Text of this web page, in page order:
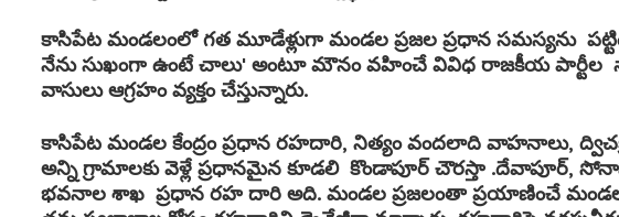
కాసిపేట మండలంలో గత మూడేళ్లుగా మండల ప్రజల ప్రధాన సమస్యను
నేను సుఖంగా ఉంటే చాలు' అంటూ మౌనం వహించే వివిధ రాజకీయ పార్టీల
వాసులు ఆగ్రహం వ్యక్తం చేస్తున్నారు.
కాసిపేట మండల కేంద్రం ప్రధాన రహదారి, నిత్యం వందలాది వాహనాలు,
అన్ని గ్రామాలకు వెళ్లే ప్రధానమైన కూడలి కొండాపూర్ చౌరస్తా .దేవాపూర్,
భవనాల శాఖ ప్రధాన రహ దారి అది. మండల ప్రజలంతా ప్రయాణించే మండల